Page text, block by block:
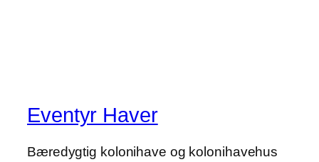
Eventyr Haver
Bæredygtig kolonihave og kolonihavehus